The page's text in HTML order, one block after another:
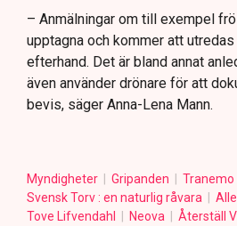
– Anmälningar om till exempel
upptagna och kommer att
efterhand. Det är bland annat
även använder drönare för att
bevis, säger Anna-Lena Mann.
Myndigheter Gripanden
Svensk Torv : en naturlig råvara
Tove Lifvendahl
Neova Återställ